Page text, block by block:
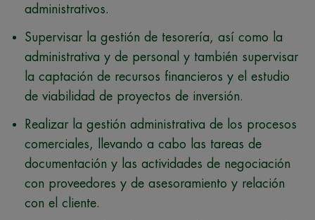
administrativos.
Supervisar la gestión de tesorería, así como la
administrativa y de personal y también supervisar
la captación de recursos financieros y el estudio
de viabilidad de proyectos de inversión.
Realizar la gestión administrativa de los procesos
comerciales, llevando a cabo las tareas de
documentación y las actividades de negociación
con proveedores y de asesoramiento y relación
con el cliente.